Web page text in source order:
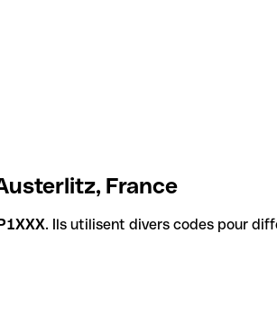
France
. Ils utilisent divers codes pour